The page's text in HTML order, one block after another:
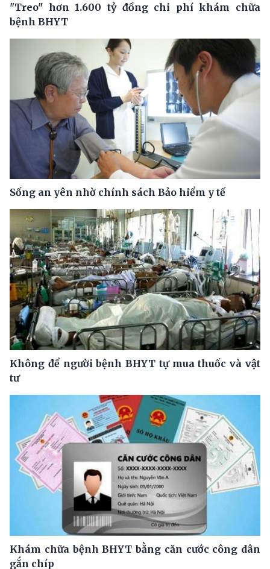
"Treo" hơn 1.600 tỷ đồng chi phí khám chữa
bệnh BHYT
Sống an yên nhờ chính sách Bảo hiểm y tế
Không để người bệnh BHYT tự mua thuốc và vật
tư
Khám chữa bệnh BHYT bằng căn cước công dân
gắn chíp